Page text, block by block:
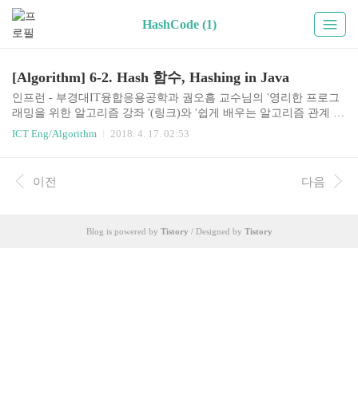
HashCode (1)
[Algorithm] 6-2. Hash 함수, Hashing in Java
인프런 - 부경대IT융합응용공학과 궘오흠 교수님의 '영리한 프로그
래밍을 위한 알고리즘 강좌 '(링크)와 '쉽게 배우는 알고리즘 관계 중
심의 사고법 - 문병로' 참조6-2. Hashing 02좋은 해시 함수란?현실에
서는 키들이 랜덤하지 않음만약 키들의 통계적 분포에 대해 알고 있
적으로 어려움키들이 어떤 특정한 (가시적인) 패턴을 가지더라도 해
시함수값이 불규칙적이 되도록 하는게 바람직하다.해시함수값이 키
연산으로 계산, 따라서 빠름단점: 어떤 m값에 대해서는 해시 함수값
ICT Eng/Algorithm 2018. 4. 17. 02:53
이전 다음
Blog is powered by Tistory / Designed by Tistory